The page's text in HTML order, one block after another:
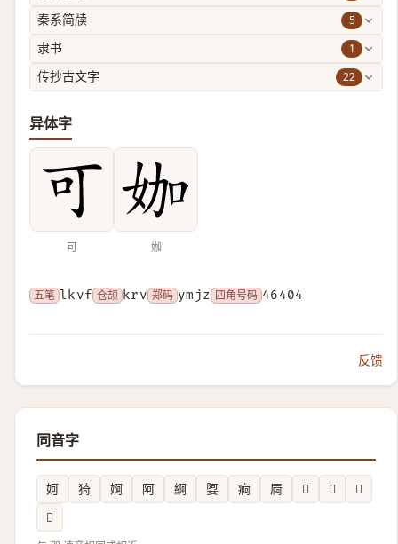
秦系简牍 5
隶书 1
传抄古文字 22
异体字
可 㚳
五笔 lkvf 仓颉 krv 郑码 ymjz 四角号码 46404
反馈
同音字
妸 猗 婀 阿 䋪 娿 痾 屙 𬮰 𬻟
𨵌
𬅮